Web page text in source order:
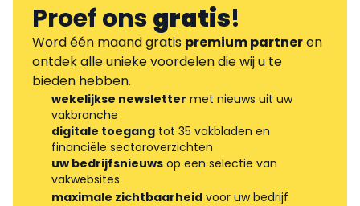
Proef onsgratis!
Word één maand gratis premium partneren
ontdek alle unieke voordelen die wij u te
bieden hebben.
wekelijkse newsletter met nieuws uit uw
vakbranche
digitale toegang tot 35 vakbladen en
financiële sectoroverzichten
uw bedrijfsnieuws op een selectie van
vakwebsites
maximale zichtbaarheid voor uw bedrijf